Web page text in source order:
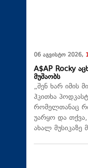
06 აგვისტო 2026,
A$AP Rocky
მუშაობს
„შენ ხარ იმის
ჰკითხა
რომელთანაც
უარყო და
ახალ მუსიკაზე